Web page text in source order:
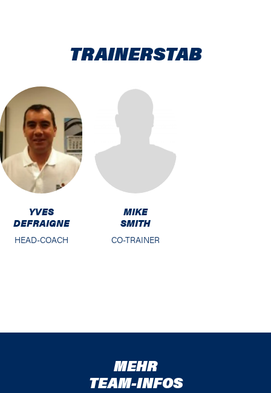
TRAINERSTAB
YVES
DEFRAIGNE
HEAD-COACH
MIKE
SMITH
CO-TRAINER
MEHR
TEAM-INFOS